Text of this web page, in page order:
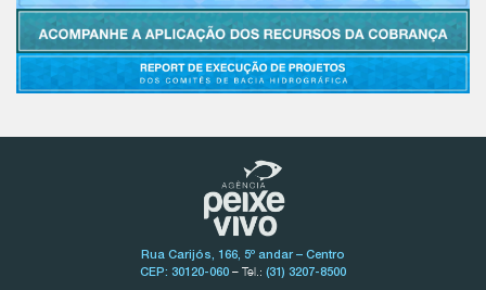
Rua Carijós, 166, 5º andar – Centro
CEP: 30120-060 – Tel.: (31) 3207-8500